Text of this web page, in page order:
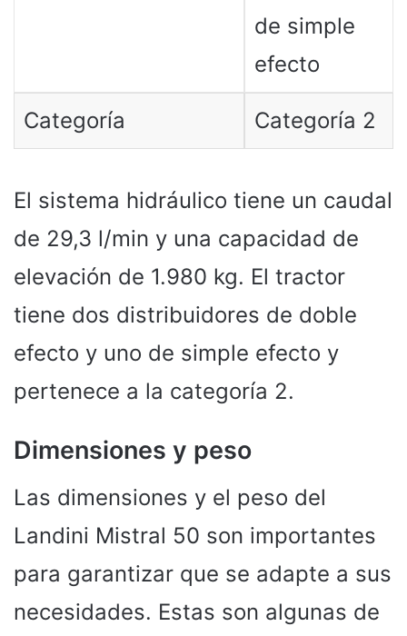
de simple
efecto
Categoría Categoría 2
El sistema hidráulico tiene un caudal
de 29,3 l/min y una capacidad de
elevación de 1.980 kg. El tractor
tiene dos distribuidores de doble
efecto y uno de simple efecto y
pertenece a la categoría 2.
Dimensiones y peso
Las dimensiones y el peso del
Landini Mistral 50 son importantes
para garantizar que se adapte a sus
necesidades. Estas son algunas de